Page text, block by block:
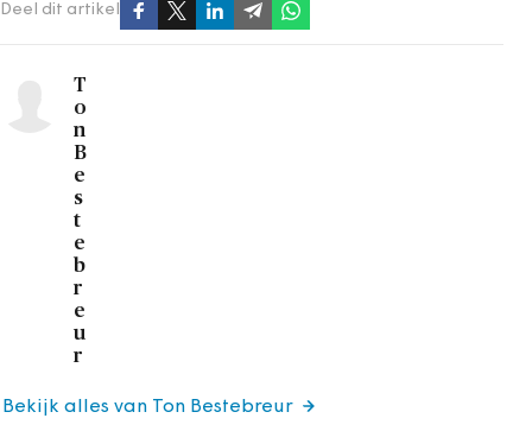
Deel dit artikel
T
o
n
B
e
s
t
e
b
r
e
u
r
Bekijk alles van Ton Bestebreur